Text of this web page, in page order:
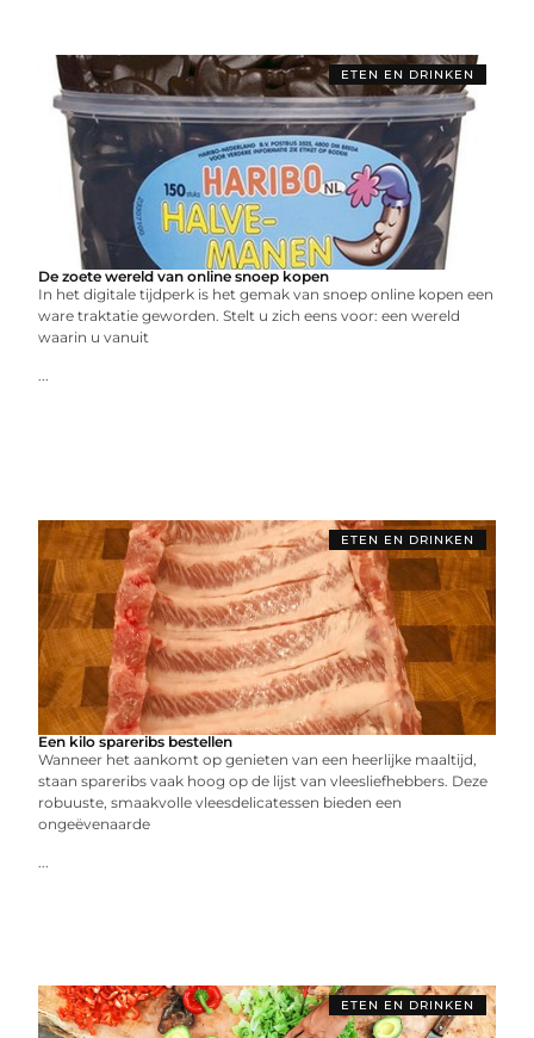
ETEN EN DRINKEN
De zoete wereld van online snoep kopen
In het digitale tijdperk is het gemak van snoep online kopen een
ware traktatie geworden. Stelt u zich eens voor: een wereld
waarin u vanuit
...
ETEN EN DRINKEN
Een kilo spareribs bestellen
Wanneer het aankomt op genieten van een heerlijke maaltijd,
staan spareribs vaak hoog op de lijst van vleesliefhebbers. Deze
robuuste, smaakvolle vleesdelicatessen bieden een
ongeëvenaarde
...
ETEN EN DRINKEN